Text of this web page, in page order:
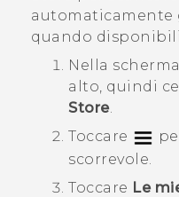
quando
Nella
alto, quindi
Store.
Toccare
scorrevole.
Toccare Le